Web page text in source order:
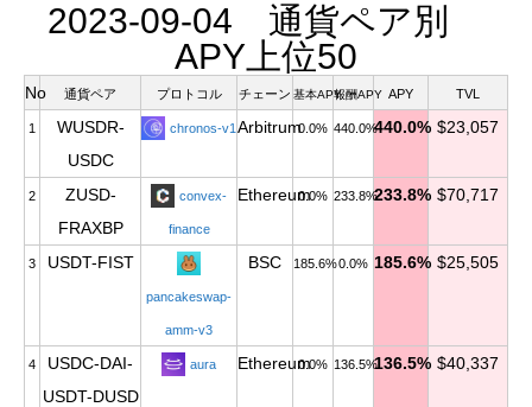
2023-09-04 通貨ペア別
APY上位50
No 通貨ペア プロトコル チェーン 基本APY報酬APY APY TVL
1
WUSDR-
USDC
chronos-v1 Arbitrum0.0% 440.0%440.0% $23,057
2
ZUSD-
FRAXBP
convex-
finance
Ethereum0.0% 233.8%233.8% $70,717
3 USDT-FIST
pancakeswap-
amm-v3
BSC 185.6%0.0% 185.6% $25,505
4
USDC-DAI-
USDT-DUSD
aura Ethereum0.0% 136.5%136.5% $40,337